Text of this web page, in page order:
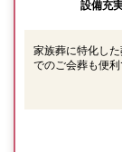
家族葬に特化し
でのご会葬も便利